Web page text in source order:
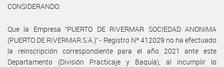
CONSIDERANDO:
Que la Empresa “PUERTO DE RIVERMAR SOCIEDAD ANONIMA
(PUERTO DE RIVERMAR S.A.)” - Registro Nº 412029 no ha efectuado
la reinscripción correspondiente para el año 2021 ante este
Departamento (División Practicaje y Baquía), al incumplir lo